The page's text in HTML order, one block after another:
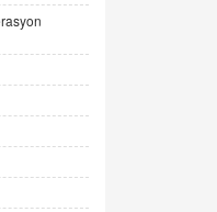
Etse...
Vurulan